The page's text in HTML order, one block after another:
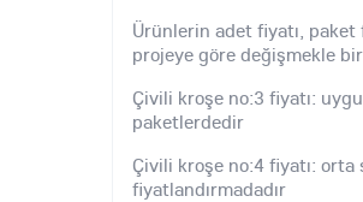
Ürünlerin adet fiyatı, paket
projeye göre değişmekle
Çivili kroşe no:3 fiyatı:
paketlerdedir
Çivili kroşe no:4 fiyatı:
fiyatlandırmadadır